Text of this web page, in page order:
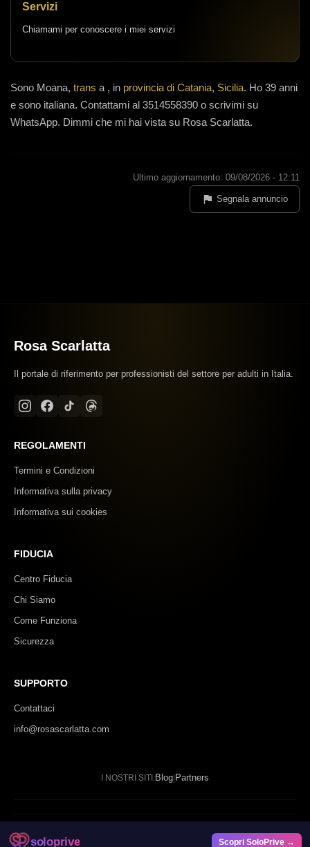
Servizi
Chiamami per conoscere i miei servizi
Sono Moana, trans a , in provincia di Catania, Sicilia. Ho 39 anni
e sono italiana. Contattami al 3514558390 o scrivimi su
WhatsApp. Dimmi che mi hai vista su Rosa Scarlatta.
Ultimo aggiornamento: 09/08/2026 - 12:11
Segnala annuncio
Rosa Scarlatta
Il portale di riferimento per professionisti del settore per adulti in Italia.
REGOLAMENTI
Termini e Condizioni
Informativa sulla privacy
Informativa sui cookies
FIDUCIA
Centro Fiducia
Chi Siamo
Come Funziona
Sicurezza
SUPPORTO
Contattaci
info@rosascarlatta.com
I NOSTRI SITI:Blog Partners
© 2024 - 2026 Rosa Scarlatta. Tutti i diritti riservati.
soloprive Scopri SoloPrive →